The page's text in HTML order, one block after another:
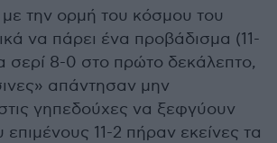
με την ορμή του κόσμου του
να πάρει ένα προβάδισμα (11-
σερί 8-0 στο πρώτο δεκάλεπτο,
απάντησαν μην
γηπεδούχες να ξεφγύουν
επιμένους 11-2 πήραν εκείνες τα